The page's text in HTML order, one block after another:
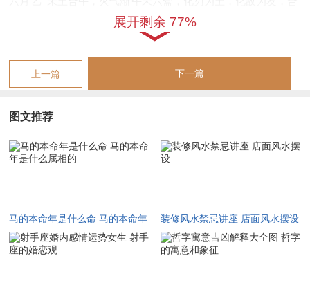
作可成
申 露
驿马星动，奔波求财，然比肩夺财，
九月戊
戌
燥土焦金，午戌合
火
需防水源枯竭
十月 己 亥水制火，官星暗
亥午暗合，官来合我，事业有机，心
月
十二辛 丑土穿午，晦火生
丑午相害，小人与脾胃之疾需防，收
展开剩余 77%
上一篇 下一篇
图文推荐
马的本命年是什么命 马的本命年
是什么属相的
装修风水禁忌讲座 店面风水摆设